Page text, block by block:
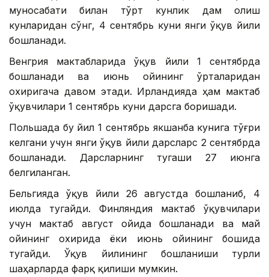
муносабати билан тўрт кунлик дам олиш
кунларидан сўнг, 4 сентябрь куни янги ўқув йили
бошланади.
Венгрия мактабларида ўқув йили 1 сентябрда
бошланади ва июнь ойининг ўрталаридан
охиригача давом этади. Ирландияда ҳам мактаб
ўқувчилари 1 сентябрь куни дарсга боришади.
Польшада бу йил 1 сентябрь якшанба кунига тўғри
келгани учун янги ўқув йили дарсларс 2 сентябрда
бошланади. Дарсларнинг тугаши 27 июнга
белгиланган.
Бельгияда ўқув йили 26 августда бошланиб, 4
июлда тугайди. Финляндия мактаб ўқувчилари
учун мактаб август ойида бошланади ва май
ойининг охирида ёки июнь ойининг бошида
тугайди. Ўқув йилининг бошланиши турли
шаҳарларда фарқ қилиши мумкин.